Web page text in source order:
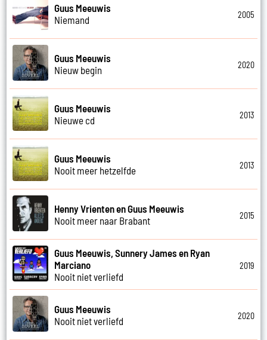
Guus Meeuwis
Niemand
2005
Guus Meeuwis
Nieuw begin
2020
Guus Meeuwis
Nieuwe cd
2013
Guus Meeuwis
Nooit meer hetzelfde
2013
Henny Vrienten en Guus Meeuwis
Nooit meer naar Brabant
2015
Guus Meeuwis, Sunnery James en Ryan
Marciano
Nooit niet verliefd
2019
Guus Meeuwis
Nooit niet verliefd
2020